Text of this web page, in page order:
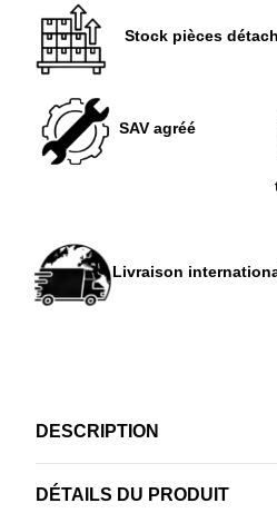
Stock pièces
SAV agréé
Livraison
DESCRIPTION
DÉTAILS DU PRODUIT